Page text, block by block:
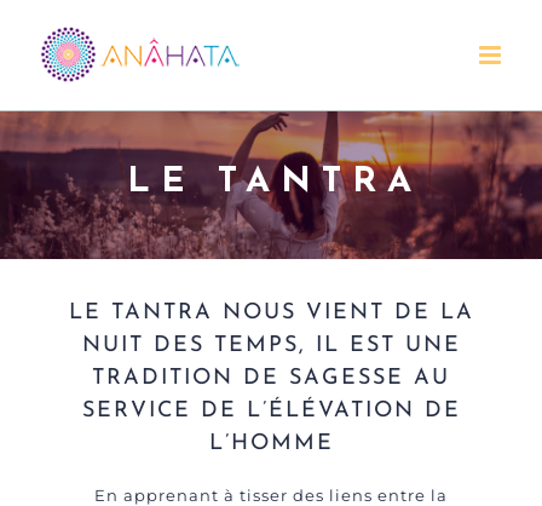
LE TANTRA
LE TANTRA NOUS VIENT DE LA
NUIT DES TEMPS, IL EST UNE
TRADITION DE SAGESSE AU
SERVICE DE L’ÉLÉVATION DE
L’HOMME
En apprenant à tisser des liens entre la